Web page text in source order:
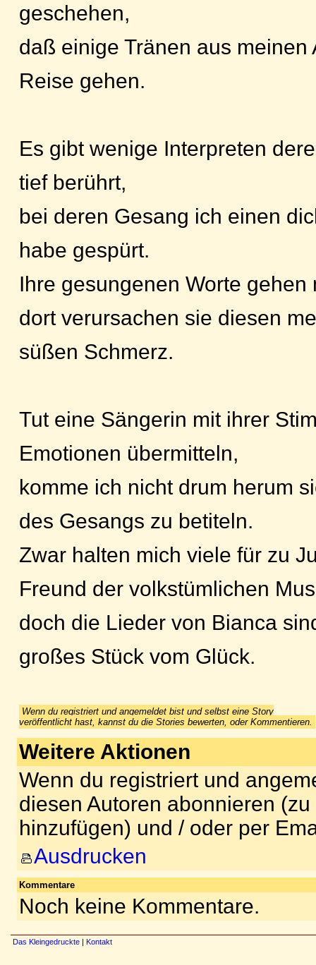
geschehen,
daß einige Tränen aus meinen
Reise gehen.
Es gibt wenige Interpreten
tief berührt,
bei deren Gesang ich einen
habe gespürt.
Ihre gesungenen Worte gehen
dort verursachen sie diesen
süßen Schmerz.
Tut eine Sängerin mit ihrer
Emotionen übermitteln,
komme ich nicht drum herum
des Gesangs zu betiteln.
Zwar halten mich viele für zu
Freund der volkstümlichen
doch die Lieder von Bianca
großes Stück vom Glück.
Wenn du registriert und angemeldet bist und selbst eine Story
veröffentlicht hast, kannst du die Stories bewerten, oder Kommentieren.
Weitere Aktionen
Wenn du registriert und
diesen Autoren abonnieren
hinzufügen) und / oder per
Ausdrucken
Kommentare
Noch keine Kommentare.
Das Kleingedruckte | Kontakt